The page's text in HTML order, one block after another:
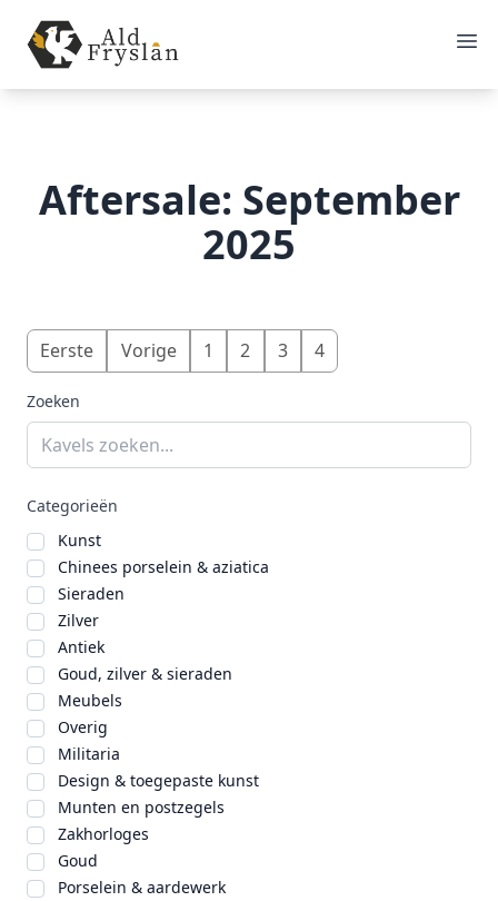
Aftersale: September
2025
Eerste Vorige 1 2 3 4
Zoeken
Categorieën
Kunst
Chinees porselein & aziatica
Sieraden
Zilver
Antiek
Goud, zilver & sieraden
Meubels
Overig
Militaria
Design & toegepaste kunst
Munten en postzegels
Zakhorloges
Goud
Porselein & aardewerk